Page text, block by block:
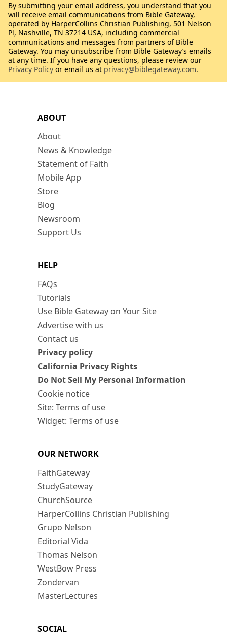
ABOUT
About
News & Knowledge
Statement of Faith
Mobile App
Store
Blog
Newsroom
Support Us
HELP
FAQs
Tutorials
Use Bible Gateway on Your Site
Advertise with us
Contact us
Privacy policy
California Privacy Rights
Do Not Sell My Personal Information
Cookie notice
Site: Terms of use
Widget: Terms of use
OUR NETWORK
FaithGateway
StudyGateway
ChurchSource
HarperCollins Christian Publishing
Grupo Nelson
Editorial Vida
Thomas Nelson
WestBow Press
Zondervan
MasterLectures
SOCIAL
By submitting your email address, you understand that you
will receive email communications from Bible Gateway,
operated by HarperCollins Christian Publishing, 501 Nelson
Pl, Nashville, TN 37214 USA, including commercial
communications and messages from partners of Bible
Gateway. You may unsubscribe from Bible Gateway’s emails
at any time. If you have any questions, please review our
Privacy Policy or email us at privacy@biblegateway.com.